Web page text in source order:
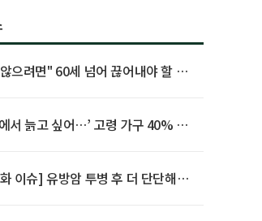
으려면" 60세 넘어 끊어내야 할 사
서 늙고 싶어…’ 고령 가구 40% 노
이슈] 유방암 투병 후 더 단단해진